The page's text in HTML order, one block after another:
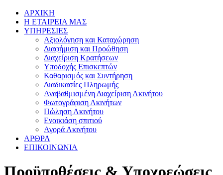
ΑΡΧΙΚΗ
Η ΕΤΑΙΡΕΙΑ ΜΑΣ
ΥΠΗΡΕΣΙΕΣ
Αξιολόγηση και Καταχώρηση
Διαφήμιση και Προώθηση
Διαχείριση Κρατήσεων
Υποδοχής Επισκεπτών
Καθαρισμός και Συντήρηση
Διαδικασίες Πληρωμής
Αναβαθμισμένη Διαχείριση Ακινήτου
Φωτογράφιση Ακινήτων
Πώληση Ακινήτου
Ενοικιάση σπιτιού
Αγορά Ακινήτου
ΑΡΘΡΑ
ΕΠΙΚΟΙΝΩΝΙΑ